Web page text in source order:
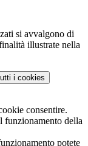
si avvalgono di
illustrate nella
i cookies
consentire.
funzionamento della
potete